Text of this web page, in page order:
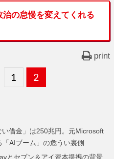
治の怠慢を変えてくれる
print
固
ー
ジ
1 ,
固
ー
ジ
2
借金」は250兆円。元Microsoft
AIブーム」の危うい裏側
とセブン＆アイ資本提携の背景